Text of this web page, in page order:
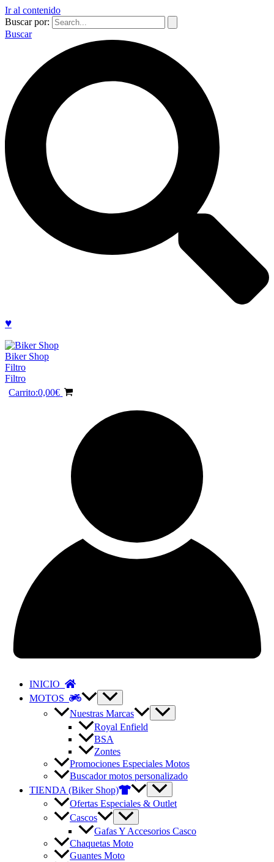
Ir al contenido
Buscar por:
Buscar
♥
Biker Shop
Filtro
Filtro
Carrito:0,00€
INICIO
MOTOS
Nuestras Marcas
Royal Enfield
BSA
Zontes
Promociones Especiales Motos
Buscador motos personalizado
TIENDA (Biker Shop)
Ofertas Especiales & Outlet
Cascos
Gafas Y Accesorios Casco
Chaquetas Moto
Guantes Moto